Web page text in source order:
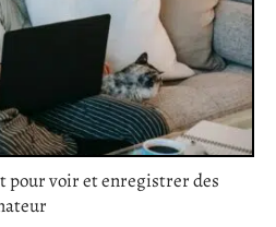
voir et enregistrer des